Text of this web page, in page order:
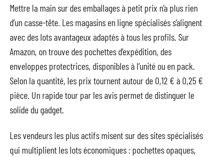
Mettre la main sur des emballages à petit prix n’a plus rien
d’un casse-tête. Les magasins en ligne spécialisés s’alignent
avec des lots avantageux adaptés à tous les profils. Sur
Amazon, on trouve des pochettes d’expédition, des
enveloppes protectrices, disponibles à l’unité ou en pack.
Selon la quantité, les prix tournent autour de 0,12 € à 0,25 €
pièce. Un rapide tour par les avis permet de distinguer le
solide du gadget.
Les vendeurs les plus actifs misent sur des sites spécialisés
qui multiplient les lots économiques : pochettes opaques,